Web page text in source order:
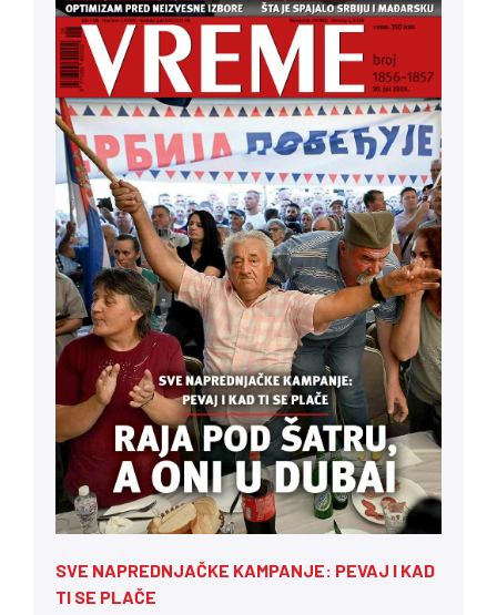
SVE NAPREDNJAČKE KAMPANJE: PEVAJ I KAD
TI SE PLAČE